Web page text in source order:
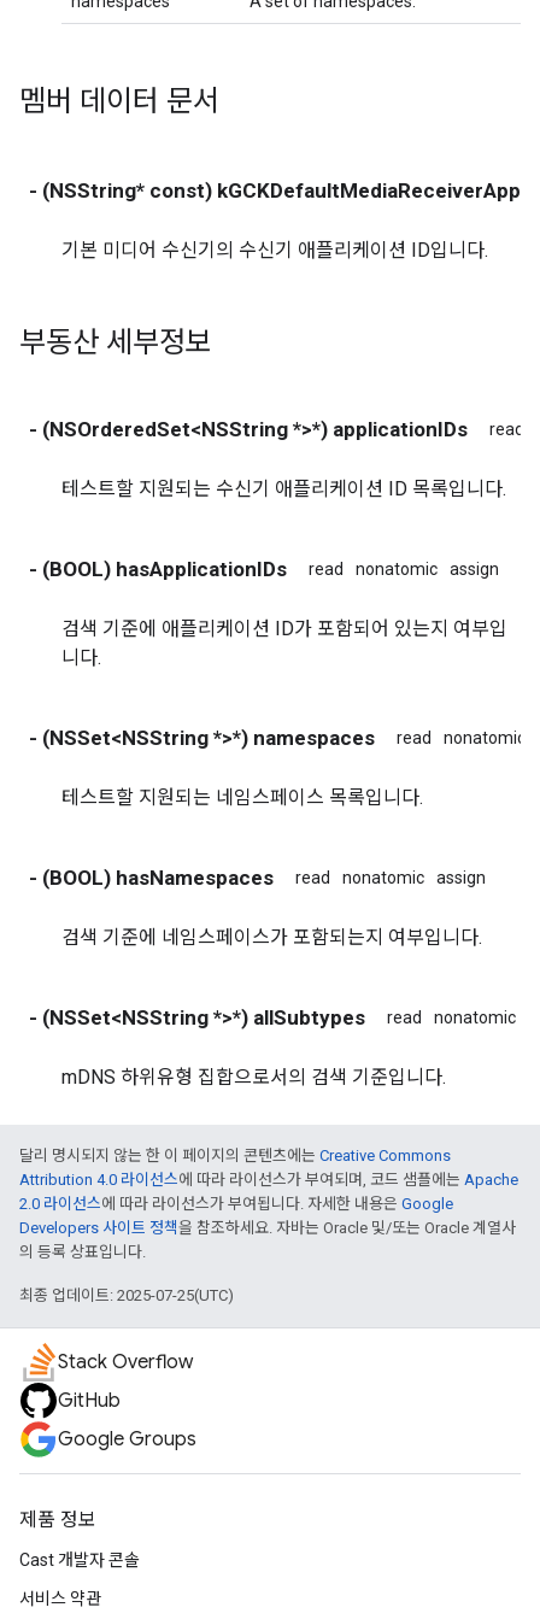
멤버 데이터 문서
- (NSString* const)
기본 미디어 수신기의 수신기 애플리케이션 ID입니다.
부동산 세부정보
- (NSOrderedSet<NSString *>*) applicationIDs read
테스트할 지원되는 수신기 애플리케이션 ID 목록입니다.
- (BOOL) hasApplicationIDs read nonatomic assign
검색 기준에 애플리케이션 ID가 포함되어 있는지 여부입
니다.
- (NSSet<NSString *>*) namespaces read nonatomic
테스트할 지원되는 네임스페이스 목록입니다.
- (BOOL) hasNamespaces read nonatomic assign
검색 기준에 네임스페이스가 포함되는지 여부입니다.
- (NSSet<NSString *>*) allSubtypes read nonatomic
mDNS 하위유형 집합으로서의 검색 기준입니다.
달리 명시되지 않는 한 이 페이지의 콘텐츠에는 Creative Commons
Attribution 4.0 라이선스에 따라 라이선스가 부여되며, 코드 샘플에는 Apache
2.0 라이선스에 따라 라이선스가 부여됩니다. 자세한 내용은 Google
Developers 사이트 정책을 참조하세요. 자바는 Oracle 및/또는 Oracle 계열사
의 등록 상표입니다.
최종 업데이트: 2025-07-25(UTC)
Stack Overflow
GitHub
Google Groups
제품 정보
Cast 개발자 콘솔
서비스 약관